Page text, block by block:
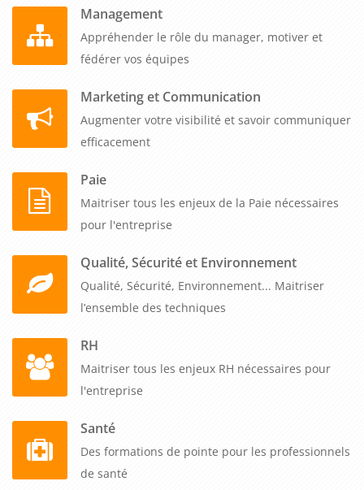
Management
Appréhender le rôle du manager, motiver et
fédérer vos équipes
Marketing et Communication
Augmenter votre visibilité et savoir communiquer
efficacement
Paie
Maitriser tous les enjeux de la Paie nécessaires
pour l'entreprise
Qualité, Sécurité et Environnement
Qualité, Sécurité, Environnement... Maitriser
l’ensemble des techniques
RH
Maitriser tous les enjeux RH nécessaires pour
l'entreprise
Santé
Des formations de pointe pour les professionnels
de santé